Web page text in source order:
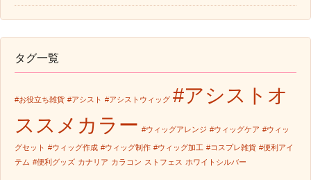
タグ一覧
#お役立ち雑貨 #アシスト #アシストウィッグ #アシストオ
ススメカラー #ウィッグアレンジ #ウィッグケア #ウィッ
グセット #ウィッグ作成 #ウィッグ制作 #ウィッグ加工 #コスプレ雑貨 #便利アイ
テム #便利グッズ カナリア カラコン ストフェス ホワイトシルバー